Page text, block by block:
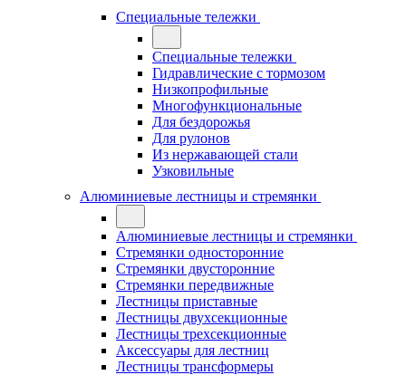
Специальные тележки
Специальные тележки
Гидравлические с тормозом
Низкопрофильные
Многофункциональные
Для бездорожья
Для рулонов
Из нержавающей стали
Узковильные
Алюминиевые лестницы и стремянки
Алюминиевые лестницы и стремянки
Стремянки односторонние
Стремянки двусторонние
Стремянки передвижные
Лестницы приставные
Лестницы двухсекционные
Лестницы трехсекционные
Аксессуары для лестниц
Лестницы трансформеры